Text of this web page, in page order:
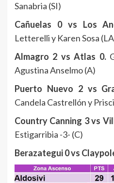
Sanabria (SI)
Cañuelas 0 vs Los
Letterelli y Karen Sosa
Almagro 2 vs Atlas 0.
Agustina Anselmo (A)
Puerto Nuevo 2 vs
Candela Castrellón y
Country Canning 3 vs
Estigarribia -3- (C)
Berazategui 0 vs